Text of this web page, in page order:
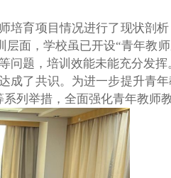
培育项目情况进行了现状剖析
层面，学校虽已开设“青年教
题，培训效能未能充分发挥
成了共识。 为进一步提升青年
列举措，全面强化青年教师